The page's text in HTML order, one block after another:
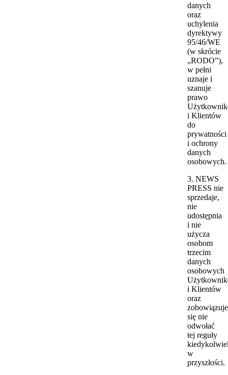
danych
oraz
uchylenia
dyrektywy
95/46/WE
(w skrócie
„RODO”),
w pełni
uznaje i
szanuje
prawo
i Klientów
do
prywatności
i ochrony
danych
osobowych.
3. NEWS
PRESS nie
sprzedaje,
nie
udostępnia
i nie
użycza
osobom
trzecim
danych
osobowych
i Klientów
oraz
zobowiązuje
się nie
odwołać
tej reguły
w
przyszłości.